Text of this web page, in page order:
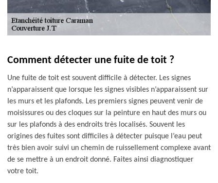
Comment détecter une fuite de toit ?
Une fuite de toit est souvent difficile à détecter. Les signes
n’apparaissent que lorsque les signes visibles n’apparaissent sur
les murs et les plafonds. Les premiers signes peuvent venir de
moisissures ou des cloques sur la peinture en haut des murs ou
sur les plafonds à des endroits très localisés. Souvent les
origines des fuites sont difficiles à détecter puisque l’eau peut
très bien avoir suivi un chemin de ruissellement complexe avant
de se mettre à un endroit donné. Faites ainsi diagnostiquer
votre toit.